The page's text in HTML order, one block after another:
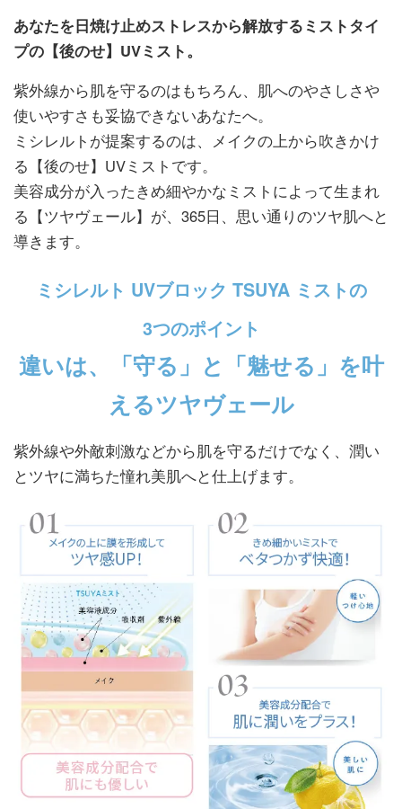
あなたを日焼け止めストレスから解放するミストタイ
プの【後のせ】UVミスト。
紫外線から肌を守るのはもちろん、肌へのやさしさや
使いやすさも妥協できないあなたへ。
ミシレルトが提案するのは、メイクの上から吹きかけ
る【後のせ】UVミストです。
美容成分が入ったきめ細やかなミストによって生まれ
る【ツヤヴェール】が、365日、思い通りのツヤ肌へと
導きます。
ミシレルト UVブロック TSUYA ミストの
3つのポイント
違いは、「守る」と「魅せる」を叶
えるツヤヴェール
紫外線や外敵刺激などから肌を守るだけでなく、潤い
とツヤに満ちた憧れ美肌へと仕上げます。